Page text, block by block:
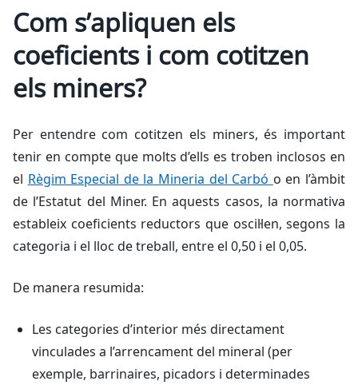
Com s’apliquen els
coeficients i com cotitzen
els miners?
Per entendre com cotitzen els miners, és important
tenir en compte que molts d’ells es troben inclosos en
el Règim Especial de la Mineria del Carbó o en l’àmbit
de l’Estatut del Miner. En aquests casos, la normativa
estableix coeficients reductors que oscil·len, segons la
categoria i el lloc de treball, entre el 0,50 i el 0,05.
De manera resumida:
Les categories d’interior més directament
vinculades a l’arrencament del mineral (per
exemple, barrinaires, picadors i determinades